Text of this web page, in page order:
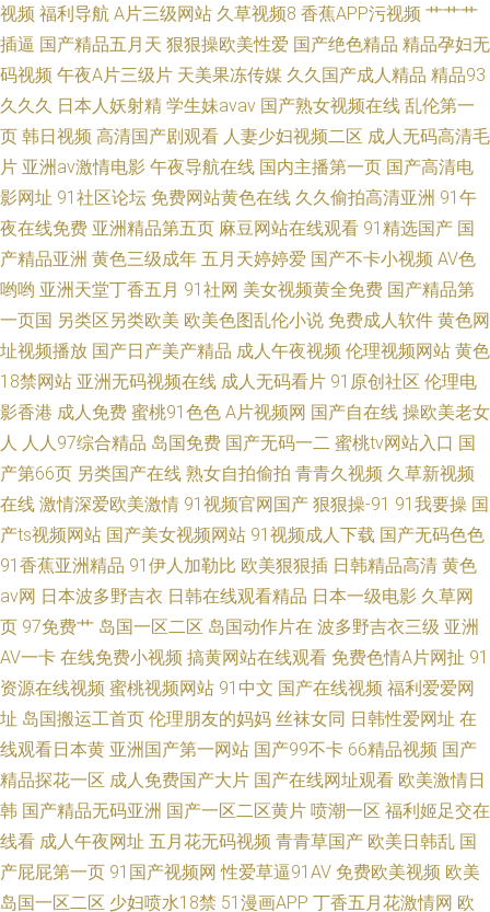
视频 福利导航 A片三级网站 久草视频8 香蕉APP污视频 艹艹艹
插逼 国产精品五月天 狠狠操欧美性爱 国产绝色精品 精品孕妇无
码视频 午夜A片三级片 天美果冻传媒 久久国产成人精品 精品93
久久久 日本人妖射精 学生妹avav 国产熟女视频在线 乱伦第一
页 韩日视频 高清国产剧观看 人妻少妇视频二区 成人无码高清毛
片 亚洲av激情电影 午夜导航在线 国内主播第一页 国产高清电
影网址 91社区论坛 免费网站黄色在线 久久偷拍高清亚洲 91午
夜在线免费 亚洲精品第五页 麻豆网站在线观看 91精选国产 国
产精品亚洲 黄色三级成年 五月天婷婷爱 国产不卡小视频 AV色
哟哟 亚洲天堂丁香五月 91社网 美女视频黄全免费 国产精品第
一页国 另类区另类欧美 欧美色图乱伦小说 免费成人软件 黄色网
址视频播放 国产日产美产精品 成人午夜视频 伦理视频网站 黄色
18禁网站 亚洲无码视频在线 成人无码看片 91原创社区 伦理电
影香港 成人免费 蜜桃91色色 A片视频网 国产自在线 操欧美老女
人 人人97综合精品 岛国免费 国产无码一二 蜜桃tv网站入口 国
产第66页 另类国产在线 熟女自拍偷拍 青青久视频 久草新视频
在线 激情深爱欧美激情 91视频官网国产 狠狠操-91 91我要操 国
产ts视频网站 国产美女视频网站 91视频成人下载 国产无码色色
91香蕉亚洲精品 91伊人加勒比 欧美狠狠插 日韩精品高清 黄色
av网 日本波多野吉衣 日韩在线观看精品 日本一级电影 久草网
页 97免费艹 岛国一区二区 岛国动作片在 波多野吉衣三级 亚洲
AV一卡 在线免费小视频 搞黄网站在线观看 免费色情A片网扯 91
资源在线视频 蜜桃视频网站 91中文 国产在线视频 福利爱爱网
址 岛国搬运工首页 伦理朋友的妈妈 丝袜女同 日韩性爱网址 在
线观看日本黄 亚洲国产第一网站 国产99不卡 66精品视频 国产
精品探花一区 成人免费国产大片 国产在线网址观看 欧美激情日
韩 国产精品无码亚洲 国产一区二区黄片 喷潮一区 福利姬足交在
线看 成人午夜网址 五月花无码视频 青青草国产 欧美日韩乱 国
产屁屁第一页 91国产视频网 性爱草逼91AV 免费欧美视频 欧美
岛国一区二区 少妇喷水18禁 51漫画APP 丁香五月花激情网 欧